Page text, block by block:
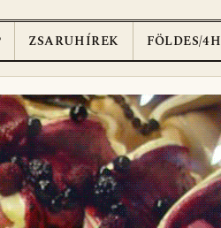
ZSARUHÍREK FÖLDES/4H